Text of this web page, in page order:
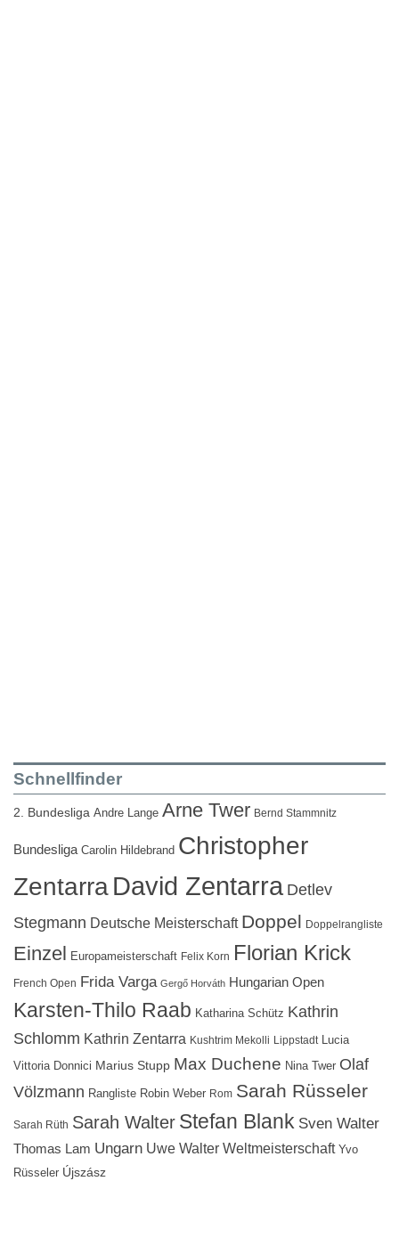
Schnellfinder
2. Bundesliga Andre Lange Arne Twer Bernd Stammnitz
Bundesliga Carolin Hildebrand Christopher
ZentarraDavid Zentarra Detlev
Stegmann Deutsche Meisterschaft Doppel Doppelrangliste
Einzel Europameisterschaft Felix Korn Florian Krick
French Open Frida Varga Gergő Horváth Hungarian Open
Karsten-Thilo Raab Katharina Schütz Kathrin
Schlomm Kathrin Zentarra Kushtrim Mekolli Lippstadt Lucia
Vittoria Donnici Marius Stupp Max Duchene Nina Twer Olaf
Völzmann Rangliste Robin Weber Rom Sarah Rüsseler
Sarah Rüth Sarah Walter Stefan Blank Sven Walter
Thomas Lam Ungarn Uwe Walter Weltmeisterschaft Yvo
Rüsseler Újszász